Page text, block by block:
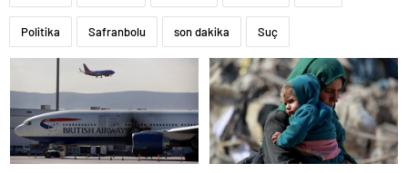
Politika Safranbolu son dakika Suç